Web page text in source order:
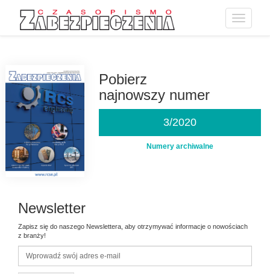
Toggle
Pobierz
najnowszy numer
3/2020
Numery archiwalne
Newsletter
Zapisz się do naszego Newslettera, aby otrzymywać informacje o nowościach
z branży!